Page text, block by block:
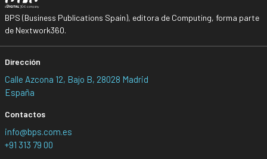
BPS (Business Publications Spain), editora de Computing, forma parte
de Nextwork360.
Dirección
Calle Azcona 12, Bajo B, 28028 Madrid
España
Contactos
info@bps.com.es
+91 313 79 00